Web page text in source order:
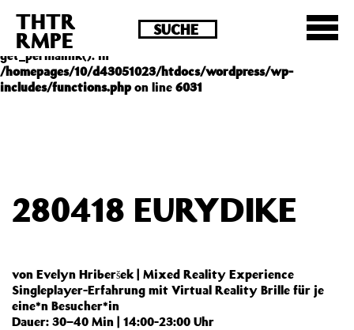
Deprecated : Die Funktion post_permalink ist seit
Version 4.4.0 veraltet! Verwende stattdessen
get_permalink(). in
/homepages/10/d43051023/htdocs/wordpress/wp-
includes/functions.phpon line 6031
THTR
RMPE
280418 EURYDIKE
von Evelyn Hriberšek | Mixed Reality Experience
Singleplayer-Erfahrung mit Virtual Reality Brille für je
eine*n Besucher*in
Dauer: 30–40 Min | 14:00-23:00 Uhr